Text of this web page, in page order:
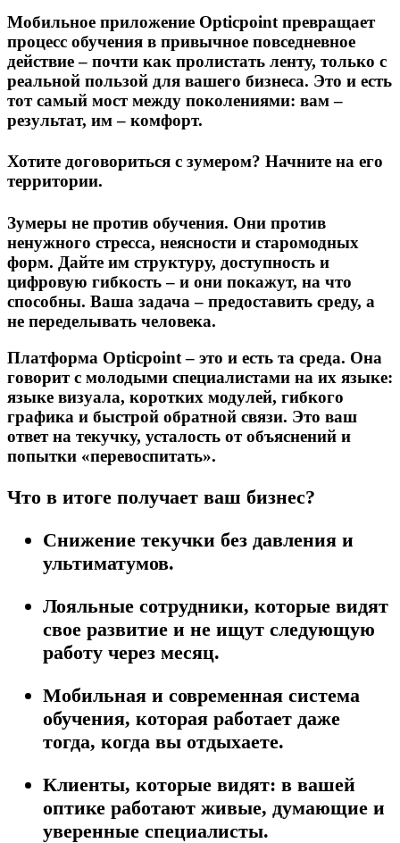
Мобильное приложение Opticpoint превращает
процесс обучения в привычное повседневное
действие – почти как пролистать ленту, только с
реальной пользой для вашего бизнеса. Это и есть
тот самый мост между поколениями: вам –
результат, им – комфорт.
Хотите договориться с зумером? Начните на его
территории.
Зумеры не против обучения. Они против
ненужного стресса, неясности и старомодных
форм. Дайте им структуру, доступность и
цифровую гибкость – и они покажут, на что
способны. Ваша задача – предоставить среду, а
не переделывать человека.
Платформа Opticpoint – это и есть та среда. Она
говорит с молодыми специалистами на их языке:
языке визуала, коротких модулей, гибкого
графика и быстрой обратной связи. Это ваш
ответ на текучку, усталость от объяснений и
попытки «перевоспитать».
Что в итоге получает ваш бизнес?
Снижение текучки без давления и
ультиматумов.
Лояльные сотрудники, которые видят
свое развитие и не ищут следующую
работу через месяц.
Мобильная и современная система
обучения, которая работает даже
тогда, когда вы отдыхаете.
Клиенты, которые видят: в вашей
оптике работают живые, думающие и
уверенные специалисты.